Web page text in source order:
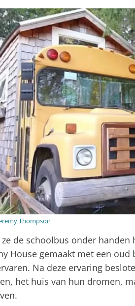
Thompson
de schoolbus onder handen
House gemaakt met een
Na deze ervaring
het huis van hun dromen,